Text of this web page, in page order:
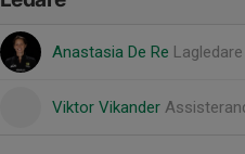
Anastasia De Re Lagledare
Viktor Vikander